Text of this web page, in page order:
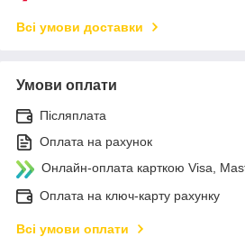
Всі умови доставки
Умови оплати
Післяплата
Оплата на рахунок
Онлайн-оплата карткою Visa,
Оплата на ключ-карту рахунку
Всі умови оплати